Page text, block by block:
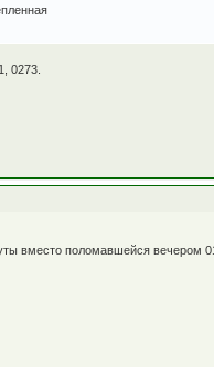
0273.
вместо поломавшейся вечером